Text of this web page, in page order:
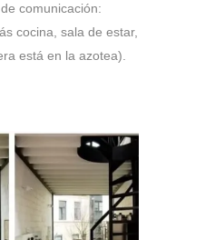
comunicación:
cocina, sala de estar,
está en la azotea).